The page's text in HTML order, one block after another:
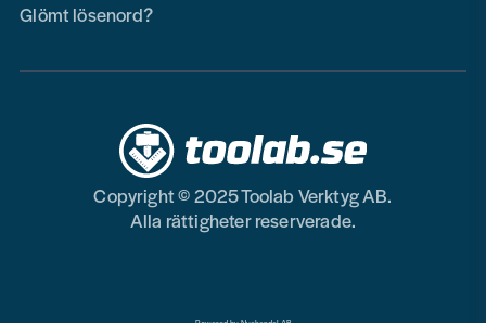
Glömt lösenord?
Copyright © 2025 Toolab Verktyg AB.
Alla rättigheter reserverade.